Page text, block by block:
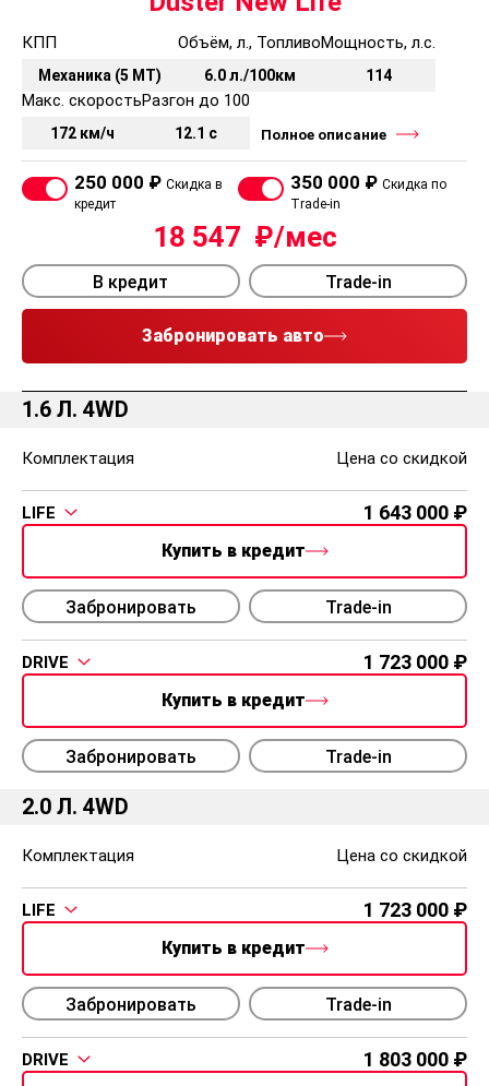
КПП
Механика (5 MT)
Объём, л., Топливо
6.0 л./100км
Мощность, л.с.
114
Макс. скорость
172 км/ч
Разгон до 100
12.1 с Полное описание
250 000 ₽ Скидка в
кредит
350 000 ₽ Скидка по
Trade-in
18 547
В кредит Trade-in
Забронировать авто
1.6 Л. 4WD
Комплектация Цена со скидкой
LIFE 1 643 000
Купить в кредит
Забронировать Trade-in
DRIVE 1 723 000
Купить в кредит
Забронировать Trade-in
2.0 Л. 4WD
Комплектация Цена со скидкой
LIFE 1 723 000
Купить в кредит
Забронировать Trade-in
DRIVE 1 803 000